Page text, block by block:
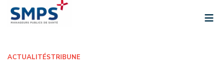
Aller
contenu
ACTUALITÉSTRIBUNE